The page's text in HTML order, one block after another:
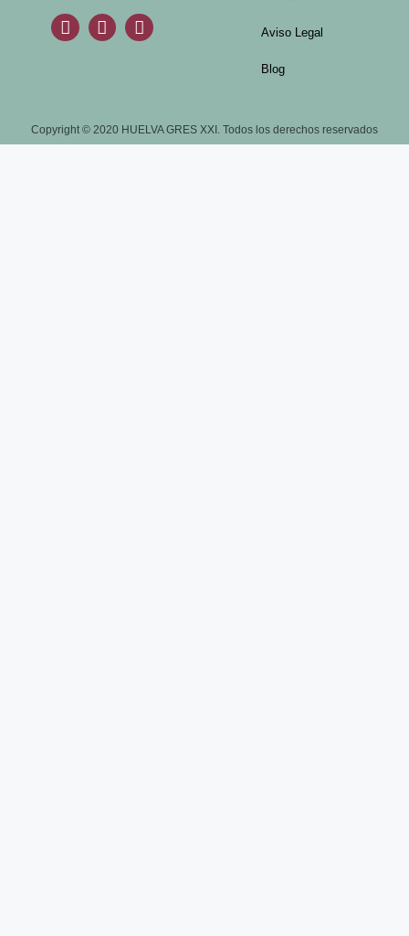
Aviso Legal
Blog
Copyright © 2020 HUELVA GRES XXI. Todos los derechos reservados